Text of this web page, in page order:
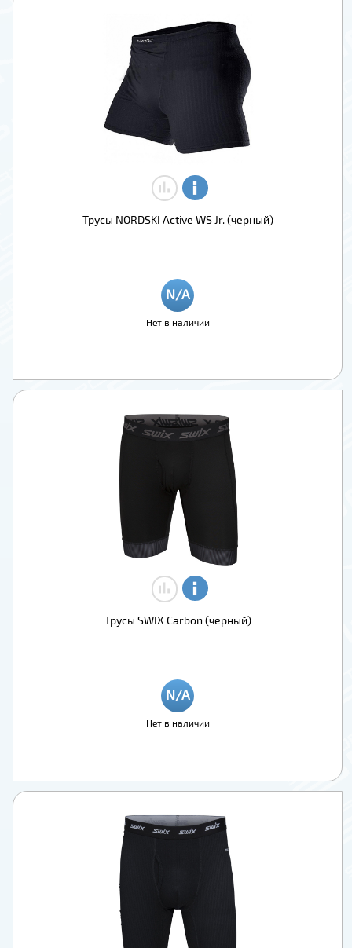
Трусы NORDSKI Active WS Jr. (черный)
Нет в наличии
Трусы SWIX Carbon (черный)
Нет в наличии